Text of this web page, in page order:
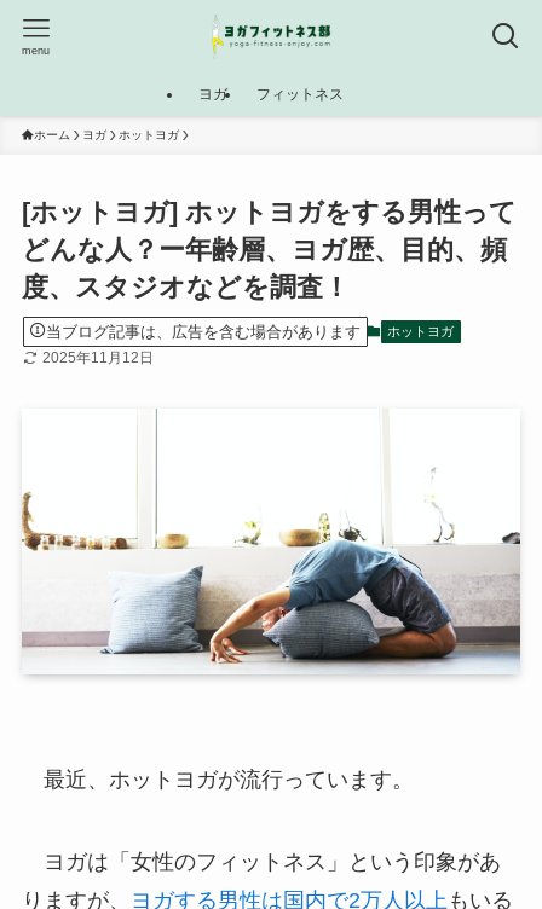
menu
ヨガ フィットネス
ホーム ヨガ ホットヨガ
[ホットヨガ] ホットヨガをする男性って
どんな人？ー年齢層、ヨガ歴、目的、頻
度、スタジオなどを調査！
当ブログ記事は、広告を含む場合があります ホットヨガ
2025年11月12日
最近、ホットヨガが流行っています。
ヨガは「女性のフィットネス」という印象があ
りますが、
ヨガする男性は国内で2万人以上 もいる